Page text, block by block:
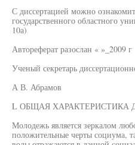
С диссертацией можно
государственного областного
10а)
Автореферат разослан « »_2009 г
Ученый секретарь
А В. Абрамов
L ОБЩАЯ ХАРАКТЕРИСТИКА
Молодежь является зеркалом
положительные черты социума,